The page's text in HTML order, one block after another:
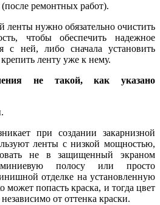
ремонтных работ).
ленты нужно обязательно очистить
чтобы обеспечить надежное
с ней, либо сначала установить
ленту уже к нему.
не такой, как указано
при создании закарнизной
ленты с низкой мощностью,
не в защищенный экраном
полосу или просто
отделке на установленную
может попасть краска, и тогда цвет
от оттенка краски.